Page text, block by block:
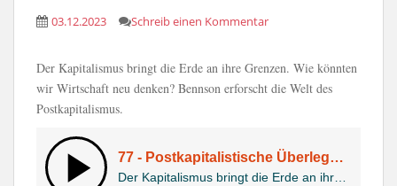
03.12.2023 Schreib einen Kommentar
Der Kapitalismus bringt die Erde an ihre Grenzen. Wie könnten
wir Wirtschaft neu denken? Bennson erforscht die Welt des
Postkapitalismus.